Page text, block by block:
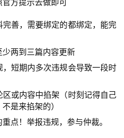
善，需要绑定的都绑定，能完
两到三篇内容更新
短期内多次违规会导致一段时
或内容中掐架（时刻记得自己
是来掐架的）
点！举报违规，参与仲裁。